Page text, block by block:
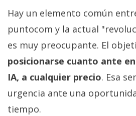
Hay un elemento común
puntocom y la actual
es muy preocupante. El
posicionarse cuanto ante
IA, a cualquier precio. Esa
urgencia ante una
tiempo.